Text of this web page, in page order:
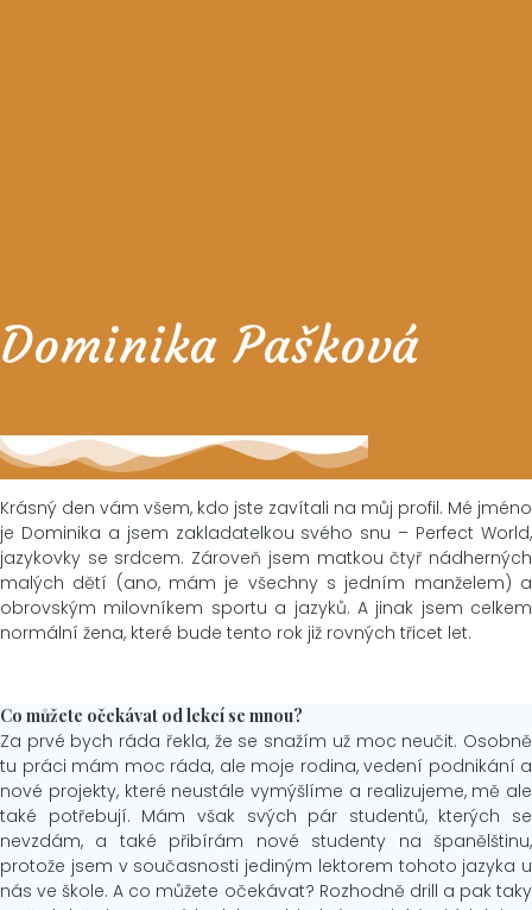
Dominika Pašková
Krásný den vám všem, kdo jste zavítali na můj profil. Mé jméno
je Dominika a jsem zakladatelkou svého snu – Perfect World,
jazykovky se srdcem. Zároveň jsem matkou čtyř nádherných
malých dětí (ano, mám je všechny s jedním manželem) a
obrovským milovníkem sportu a jazyků. A jinak jsem celkem
normální žena, které bude tento rok již rovných třicet let.
Co můžete očekávat od lekcí se mnou?
Za prvé bych ráda řekla, že se snažím už moc neučit. Osobně
tu práci mám moc ráda, ale moje rodina, vedení podnikání a
nové projekty, které neustále vymýšlíme a realizujeme, mě ale
také potřebují. Mám však svých pár studentů, kterých se
nevzdám, a také přibírám nové studenty na španělštinu,
protože jsem v současnosti jediným lektorem tohoto jazyka u
nás ve škole. A co můžete očekávat? Rozhodně drill a pak taky